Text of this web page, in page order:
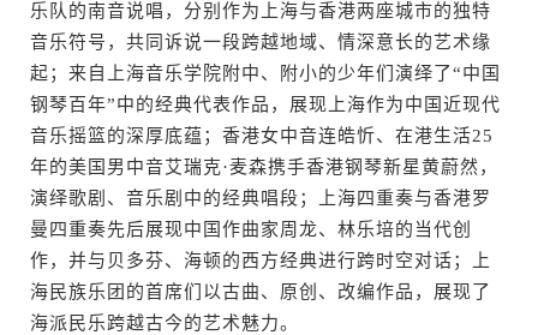
乐队的南音说唱，分别作为上海与香港两座城市的独特
音乐符号，共同诉说一段跨越地域、情深意长的艺术缘
起；来自上海音乐学院附中、附小的少年们演绎了“中国
钢琴百年”中的经典代表作品，展现上海作为中国近现代
音乐摇篮的深厚底蕴；香港女中音连皓忻、在港生活25
年的美国男中音艾瑞克·麦森携手香港钢琴新星黄蔚然，
演绎歌剧、音乐剧中的经典唱段；上海四重奏与香港罗
曼四重奏先后展现中国作曲家周龙、林乐培的当代创
作，并与贝多芬、海顿的西方经典进行跨时空对话；上
海民族乐团的首席们以古曲、原创、改编作品，展现了
海派民乐跨越古今的艺术魅力。